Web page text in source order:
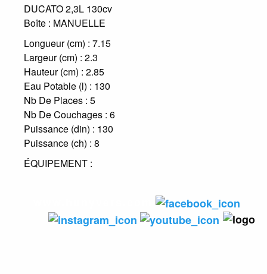
DUCATO 2,3L 130cv
Boîte : MANUELLE
Longueur (cm) : 7.15
Largeur (cm) : 2.3
Hauteur (cm) : 2.85
Eau Potable (l) : 130
Nb De Places : 5
Nb De Couchages : 6
Puissance (din) : 130
Puissance (ch) : 8
ÉQUIPEMENT :